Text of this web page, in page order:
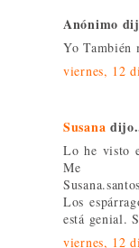
Anónimo
Yo También
viernes, 12
Susana
Lo he visto
Me
Los
está genial.
viernes, 12